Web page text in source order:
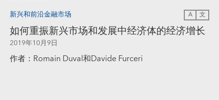
新兴和前沿金融市场 A 文
如何重振新兴市场和发展中经济体的经济增长
2019年10月9日
作者：Romain Duval和Davide Furceri